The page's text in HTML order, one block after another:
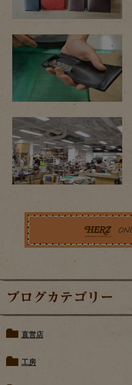
ブログカテゴリー
直営店
工房